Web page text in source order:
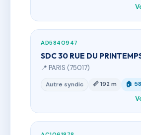
AD5840947
SDC 30 RUE DU
📍 PARIS (75017)
Autre syndic 📏 192 m 🏠